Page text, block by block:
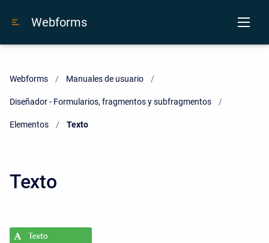
Webforms
Webforms Manuales de usuario
Diseñador - Formularios, fragmentos y subfragmentos
Elementos Current:
Texto
Texto